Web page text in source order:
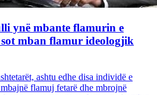
ynë mbante flamurin e
mban flamur ideologjik
ashtu edhe disa individë e
flamuj fetarë dhe mbrojnë